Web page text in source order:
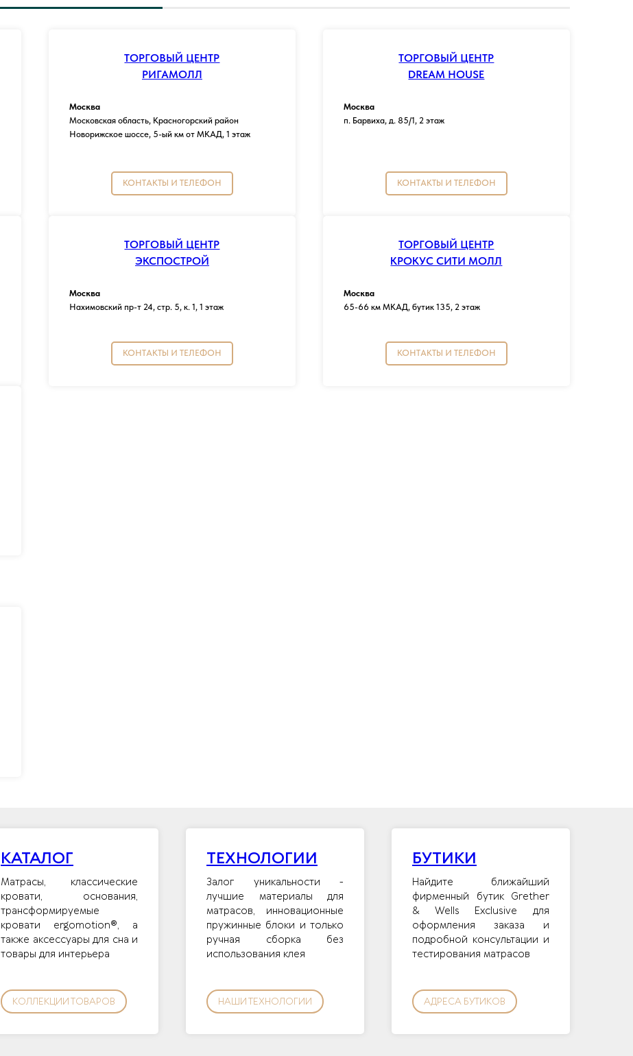
ТОРГОВЫЙ ЦЕНТР
РИГАМОЛЛ
Москва
Московская область, Красногорский район
Новорижское шоссе, 5-ый км от МКАД, 1 этаж
КОНТАКТЫ И ТЕЛЕФОН
ТОРГОВЫЙ ЦЕНТР
DREAM HOUSE
Москва
п. Барвиха, д. 85/1, 2 этаж
КОНТАКТЫ И ТЕЛЕФОН
ТОРГОВЫЙ ЦЕНТР
ЭКСПОСТРОЙ
Москва
Нахимовский пр-т 24, стр. 5, к. 1, 1 этаж
КОНТАКТЫ И ТЕЛЕФОН
ТОРГОВЫЙ ЦЕНТР
КРОКУС СИТИ МОЛЛ
Москва
65-66 км МКАД, бутик 135, 2 этаж
КОНТАКТЫ И ТЕЛЕФОН
КАТАЛОГ
Матрасы, классические
кровати, основания,
трансформируемые
кровати ergomotion®, а
также аксессуары для сна и
товары для интерьера
КОЛЛЕКЦИИ ТОВАРОВ
ТЕХНОЛОГИИ
Залог уникальности -
лучшие материалы для
матрасов, инновационные
пружинные блоки и только
ручная сборка без
использования клея
НАШИ ТЕХНОЛОГИИ
БУТИКИ
Найдите ближайший
фирменный бутик Grether
& Wells Exclusive для
оформления заказа и
подробной консультации и
тестирования матрасов
АДРЕСА БУТИКОВ